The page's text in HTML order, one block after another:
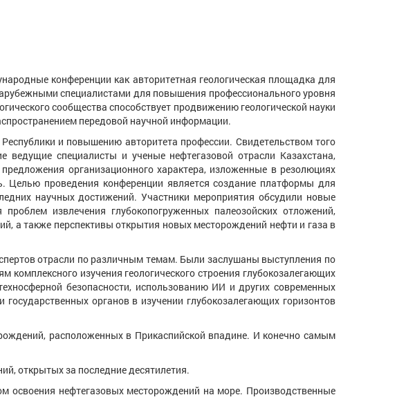
конференции как авторитетная геологическая площадка для
специалистами для повышения профессионального уровня
сообщества способствует продвижению геологической науки
передовой научной информации.
и повышению авторитета профессии. Свидетельством того
специалисты и ученые нефтегазовой отрасли Казахстана,
организационного характера, изложенные в резолюциях
проведения конференции является создание платформы для
научных достижений. Участники мероприятия обсудили новые
извлечения глубокопогруженных палеозойских отложений,
а также перспективы открытия новых месторождений нефти и газа в
отрасли по различным темам. Были заслушаны выступления по
изучения геологического строения глубокозалегающих
безопасности, использованию ИИ и других современных
органов в изучении глубокозалегающих горизонтов
расположенных в Прикаспийской впадине. И конечно самым
открытых за последние десятилетия.
нефтегазовых месторождений на море. Производственные